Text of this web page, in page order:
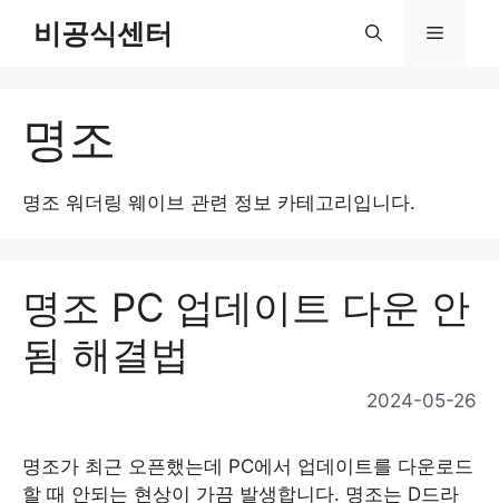
비공식센터 Menu
명조
명조 워더링 웨이브 관련 정보 카테고리입니다.
명조 PC 업데이트 다운 안
됨 해결법
2024-05-26
명조가 최근 오픈했는데 PC에서 업데이트를 다운로드
할 때 안되는 현상이 가끔 발생합니다. 명조는 D드라